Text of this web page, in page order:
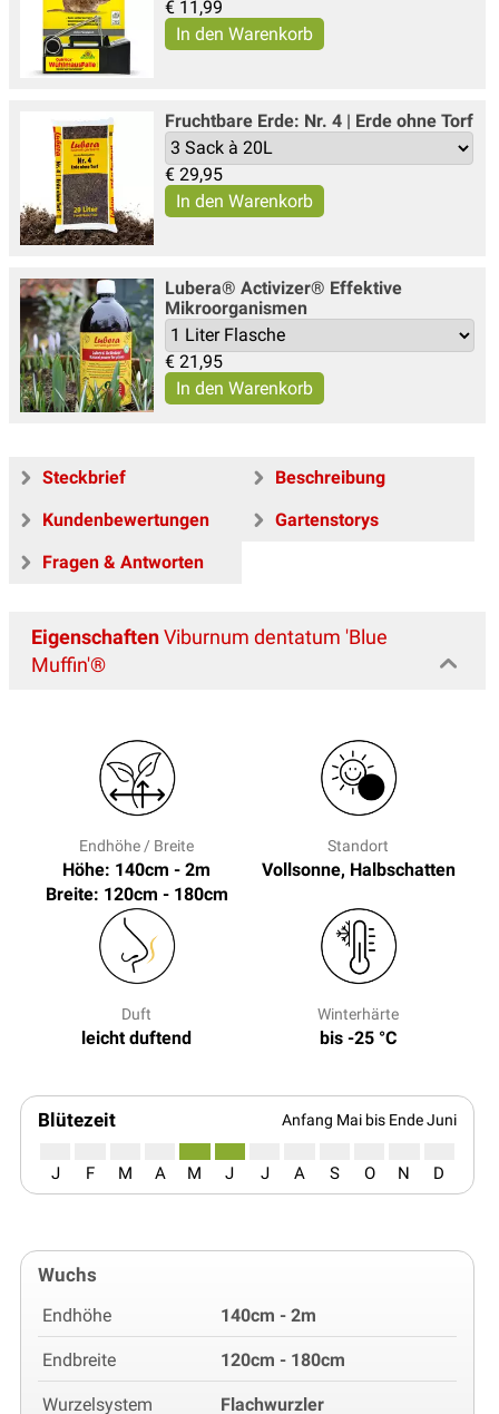
€ 11,99
Fruchtbare Erde: Nr. 4 | Erde ohne Torf
€ 29,95
Lubera® Activizer® Effektive
Mikroorganismen
€ 21,95
Steckbrief
Beschreibung
Kundenbewertungen
Gartenstorys
Fragen & Antworten
EigenschaftenViburnum dentatum 'Blue
Muffin'®
Endhöhe / Breite
Höhe: 140cm - 2m
Breite: 120cm - 180cm
Standort
Vollsonne, Halbschatten
Duft
leicht duftend
Winterhärte
bis -25 °C
Blütezeit Anfang Mai bis Ende Juni
J F M A M J J A S O N D
Wuchs
Endhöhe 140cm - 2m
Endbreite 120cm - 180cm
Wurzelsystem Flachwurzler